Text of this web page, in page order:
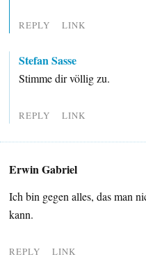
REPLY LINK
Stefan Sasse
Stimme dir völlig zu.
REPLY LINK
Erwin Gabriel
Ich bin gegen alles, das man
kann.
REPLY LINK